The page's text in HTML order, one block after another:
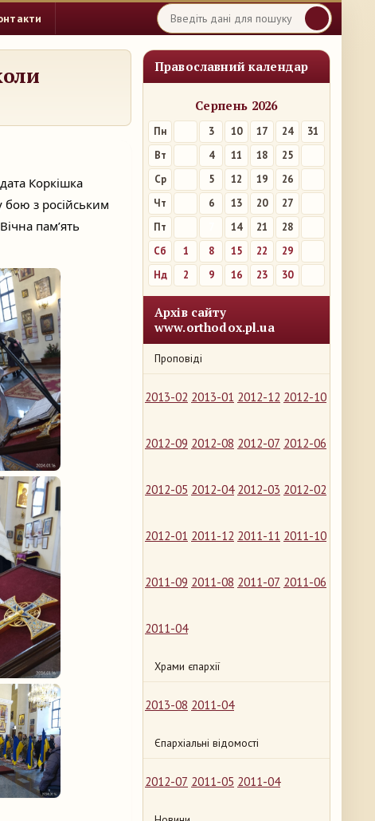
Православний календар
Серпень 2026
Пн 3 10 17 24
31
Вт
4 11 18
25
Ср
5 12 19
26
Чт
6 13 20
27
Пт
14 21
28
Сб
1 8 15 22
29
Нд
2 9 16 23 30
Архів сайту
www.orthodox.pl.ua
Проповіді
2013-02 2013-01 2012-12 2012-10
2012-09 2012-08 2012-07 2012-06
2012-05 2012-04 2012-03 2012-02
2012-01 2011-12 2011-11 2011-10
2011-09 2011-08 2011-07 2011-06
2011-04
Храми єпархії
2013-08 2011-04
Єпархіальні відомості
2012-07 2011-05 2011-04
Коркішка
з російським
пам’ять